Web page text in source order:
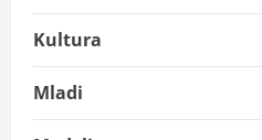
Kultura
Mladi